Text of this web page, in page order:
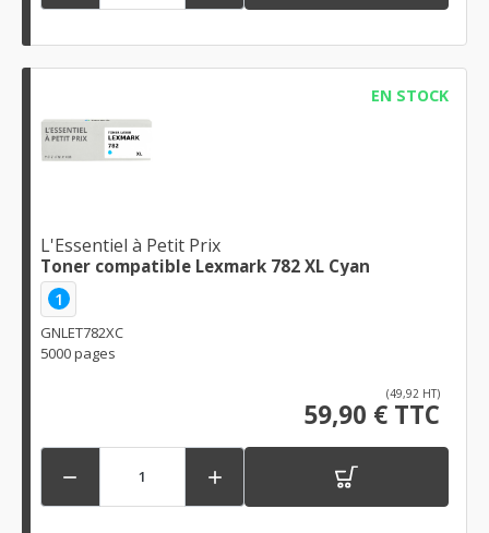
EN STOCK
L'Essentiel à Petit Prix
Toner compatible Lexmark 782 XL Cyan
1
GNLET782XC
5000 pages
(49,92 HT)
59,90 € TTC
 